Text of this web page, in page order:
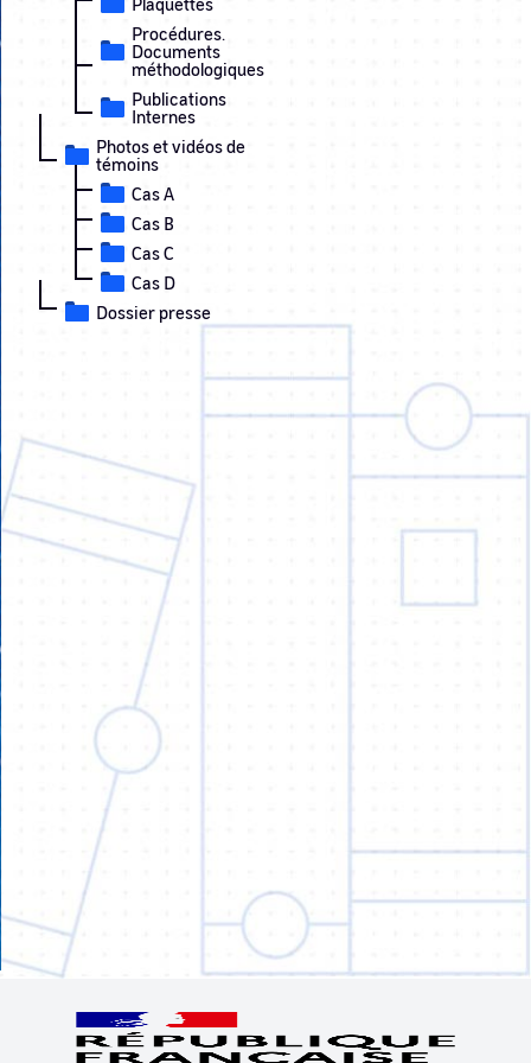
Procédures.
Documents
méthodologiques
Publications
Internes
Photos et vidéos de
témoins
Cas A
Cas B
Cas C
Cas D
Dossier presse